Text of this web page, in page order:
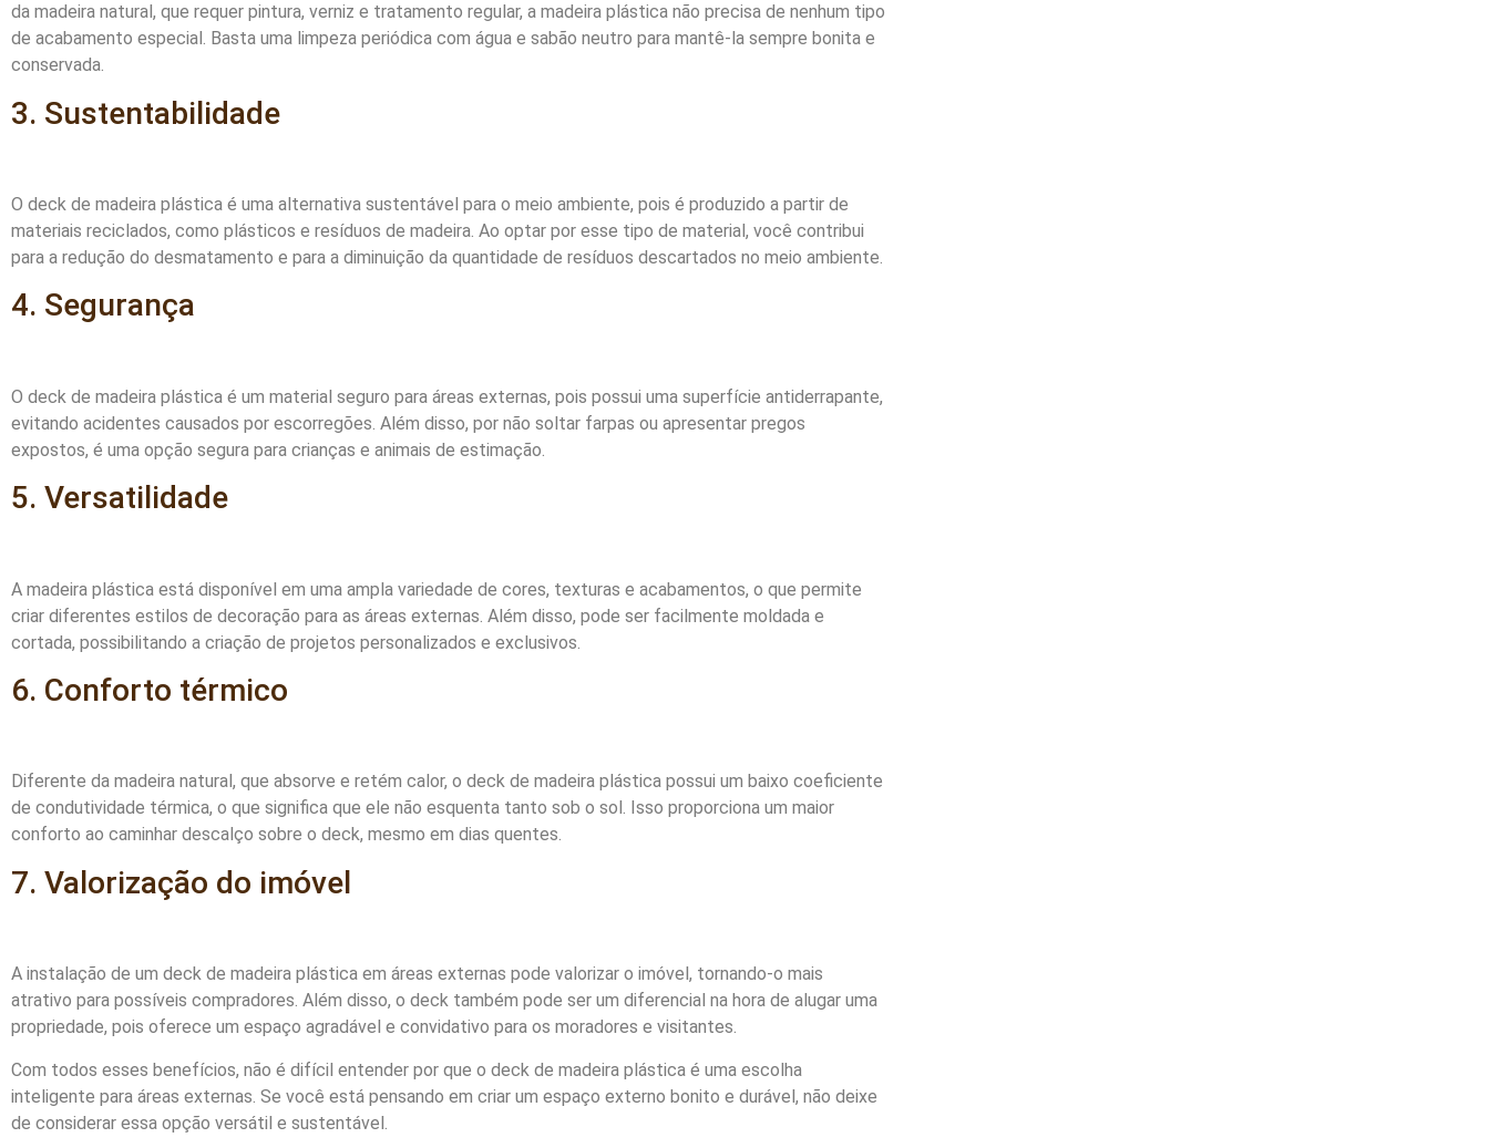
da madeira natural, que requer pintura, verniz e tratamento regular, a madeira plástica não precisa de nenhum tipo
de acabamento especial. Basta uma limpeza periódica com água e sabão neutro para mantê-la sempre bonita e
conservada.
3. Sustentabilidade
O deck de madeira plástica é uma alternativa sustentável para o meio ambiente, pois é produzido a partir de
materiais reciclados, como plásticos e resíduos de madeira. Ao optar por esse tipo de material, você contribui
para a redução do desmatamento e para a diminuição da quantidade de resíduos descartados no meio ambiente.
4. Segurança
O deck de madeira plástica é um material seguro para áreas externas, pois possui uma superfície antiderrapante,
evitando acidentes causados por escorregões. Além disso, por não soltar farpas ou apresentar pregos
expostos, é uma opção segura para crianças e animais de estimação.
5. Versatilidade
A madeira plástica está disponível em uma ampla variedade de cores, texturas e acabamentos, o que permite
criar diferentes estilos de decoração para as áreas externas. Além disso, pode ser facilmente moldada e
cortada, possibilitando a criação de projetos personalizados e exclusivos.
6. Conforto térmico
Diferente da madeira natural, que absorve e retém calor, o deck de madeira plástica possui um baixo coeficiente
de condutividade térmica, o que significa que ele não esquenta tanto sob o sol. Isso proporciona um maior
conforto ao caminhar descalço sobre o deck, mesmo em dias quentes.
7. Valorização do imóvel
A instalação de um deck de madeira plástica em áreas externas pode valorizar o imóvel, tornando-o mais
atrativo para possíveis compradores. Além disso, o deck também pode ser um diferencial na hora de alugar uma
propriedade, pois oferece um espaço agradável e convidativo para os moradores e visitantes.
Com todos esses benefícios, não é difícil entender por que o deck de madeira plástica é uma escolha
inteligente para áreas externas. Se você está pensando em criar um espaço externo bonito e durável, não deixe
de considerar essa opção versátil e sustentável.